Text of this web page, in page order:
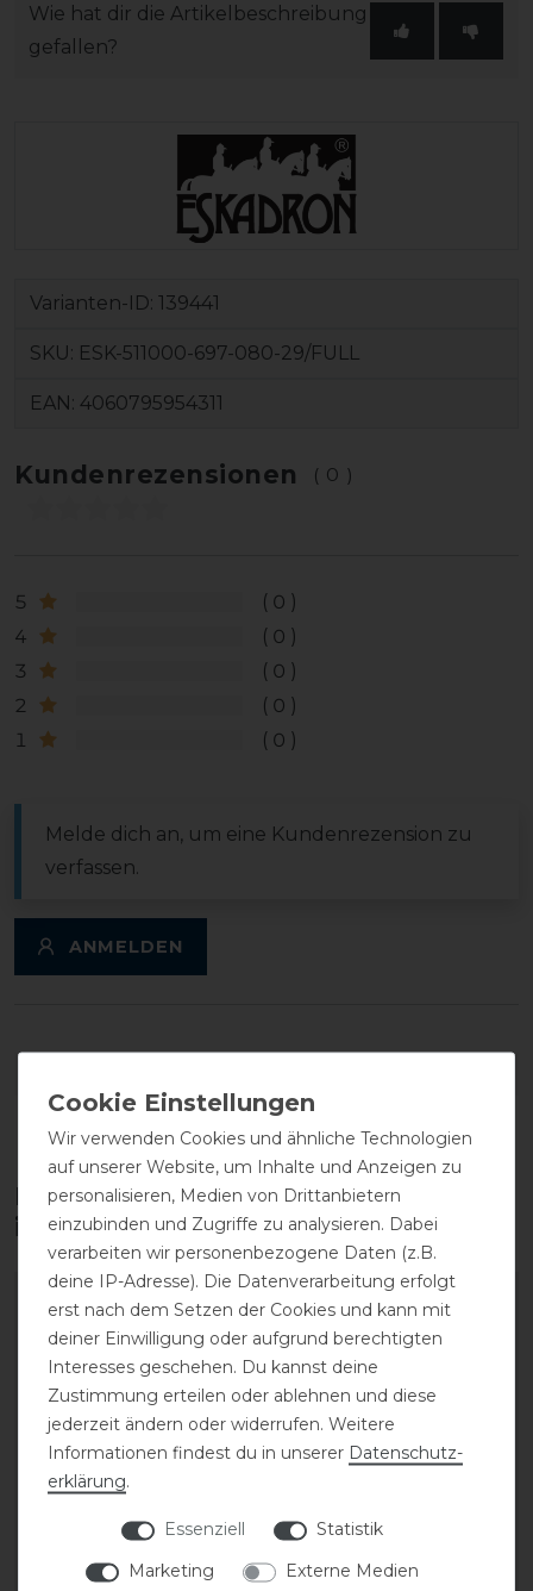
Wie hat dir die Artikelbeschreibung
gefallen?
Varianten-ID: 139441
SKU: ESK-511000-697-080-29/FULL
EAN: 4060795954311
Kundenrezensionen (0)
5
0
4
0
3
0
2
0
1
0
Melde dich an, um eine Kundenrezension zu
verfassen.
ANMELDEN
Diese Produkte könnten dich auch
interessieren
Eskadron Basics
Protection Lammfell
Eskadron Basics
Protection Lammfell
Wir verwenden Cookies und ähnliche Technologien
auf unserer Website, um Inhalte und Anzeigen zu
personalisieren, Medien von Drittanbietern
einzubinden und Zugriffe zu analysieren. Dabei
verarbeiten wir personenbezogene Daten (z.B.
deine IP-Adresse). Die Datenverarbeitung erfolgt
erst nach dem Setzen der Cookies und kann mit
deiner Einwilligung oder aufgrund berechtigten
Interesses geschehen. Du kannst deine
Zustimmung erteilen oder ablehnen und diese
jederzeit ändern oder widerrufen. Weitere
Informationen findest du in unserer Daten­schutz­
erklärung.
Essenziell
Statistik
Marketing
Externe Medien